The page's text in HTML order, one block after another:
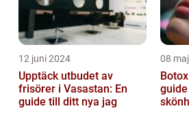
12 juni 2024
Upptäck utbudet av
frisörer i Vasastan: En
guide till ditt nya jag
08